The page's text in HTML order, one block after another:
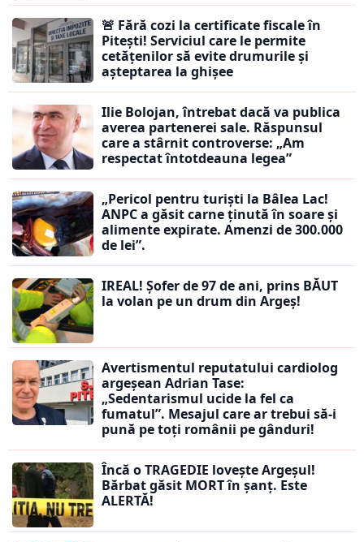
🚨 Fără cozi la certificate fiscale în
Pitești! Serviciul care le permite
cetățenilor să evite drumurile și
așteptarea la ghișee
Ilie Bolojan, întrebat dacă va publica
averea partenerei sale. Răspunsul
care a stârnit controverse: „Am
respectat întotdeauna legea”
„Pericol pentru turiști la Bâlea Lac!
ANPC a găsit carne ținută în soare și
alimente expirate. Amenzi de 300.000
de lei”.
IREAL! Șofer de 97 de ani, prins BĂUT
la volan pe un drum din Argeș!
Avertismentul reputatului cardiolog
argeșean Adrian Tase:
„Sedentarismul ucide la fel ca
fumatul”. Mesajul care ar trebui să-i
pună pe toți românii pe gânduri!
Încă o TRAGEDIE lovește Argeșul!
Bărbat găsit MORT în șanț. Este
ALERTĂ!